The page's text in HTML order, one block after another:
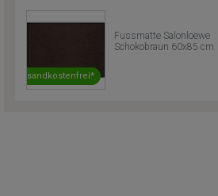
Versandkostenfrei*
Fussmatte Salonloewe
Schokobraun 60x85 cm